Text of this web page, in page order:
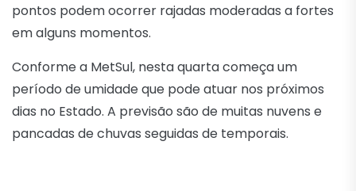
pontos podem ocorrer rajadas moderadas a fortes
em alguns momentos.
Conforme a MetSul, nesta quarta começa um
período de umidade que pode atuar nos próximos
dias no Estado. A previsão são de muitas nuvens e
pancadas de chuvas seguidas de temporais.